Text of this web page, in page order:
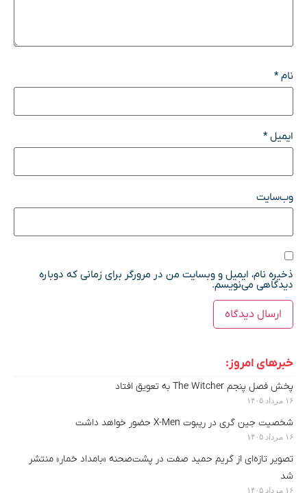
نام*
ایمیل*
وب‌سایت
ذخیره نام، ایمیل و وبسایت من در مرورگر برای زمانی که دوباره
دیدگاهی می‌نویسم.
خبرهای امروز:
پخش فصل پنجم The Witcher به تعویق افتاد
۱۶ مرداد ۱۴۰۵
شخصیت جین گری در ریبوت X-Men حضور خواهد داشت
۱۶ مرداد ۱۴۰۵
تصویر تازه‌ای از گریم حمید صفت در پشت‌صحنه «بامداد خمار» منتشر
شد
۱۶ مرداد ۱۴۰۵